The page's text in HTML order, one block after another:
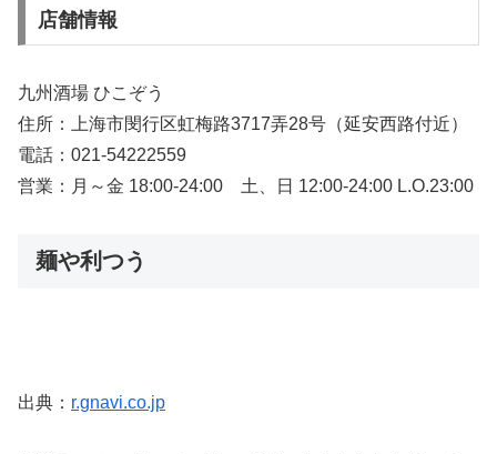
店舗情報
九州酒場 ひこぞう
住所：上海市閔行区虹梅路3717弄28号（延安西路付近）
電話：021-54222559
営業：月～金 18:00-24:00 土、日 12:00-24:00 L.O.23:00
麺や利つう
出典： r.gnavi.co.jp